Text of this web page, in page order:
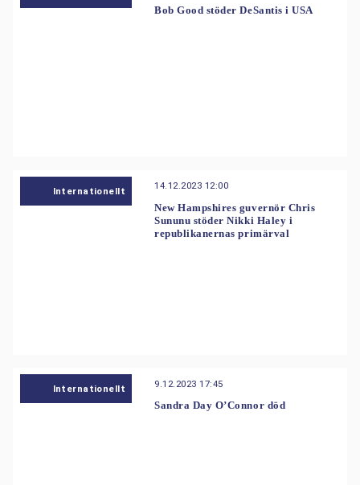
Bob Good stöder DeSantis i USA
Internationellt 14.12.2023 12:00
New Hampshires guvernör Chris
Sununu stöder Nikki Haley i
republikanernas primärval
Internationellt 9.12.2023 17:45
Sandra Day O’Connor död